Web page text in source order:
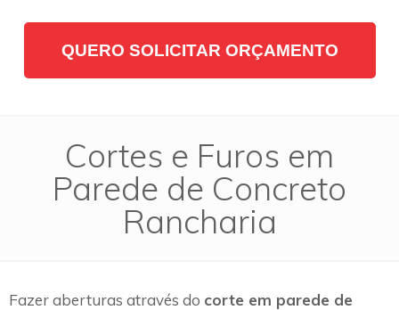
QUERO SOLICITAR ORÇAMENTO
Cortes e Furos em
Parede de Concreto
Rancharia
Fazer aberturas através do corte em parede de